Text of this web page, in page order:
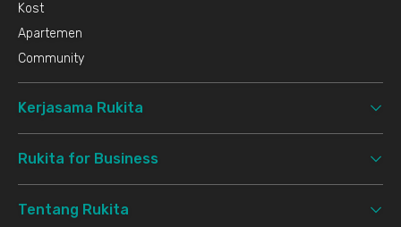
Kost
Apartemen
Community
Kerjasama Rukita
Rukita for Business
Tentang Rukita